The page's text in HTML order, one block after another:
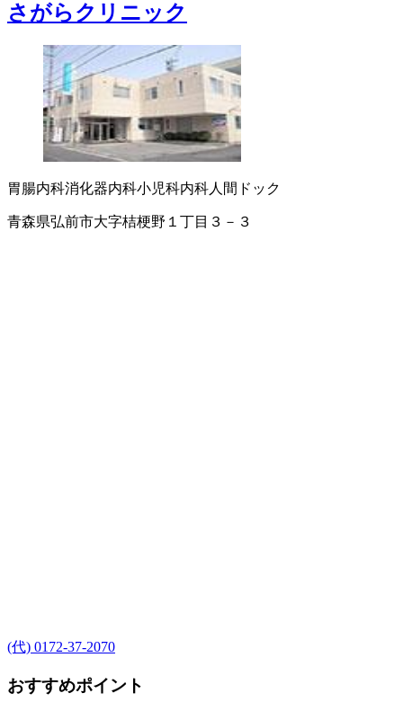
さがらクリニック
胃腸内科消化器内科小児科内科人間ドック
青森県弘前市大字桔梗野１丁目３－３
(代) 0172-37-2070
おすすめポイント